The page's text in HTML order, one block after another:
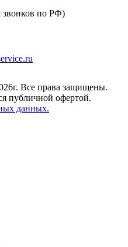
звонков по РФ)
Все права защищены.
публичной офертой.
данных.